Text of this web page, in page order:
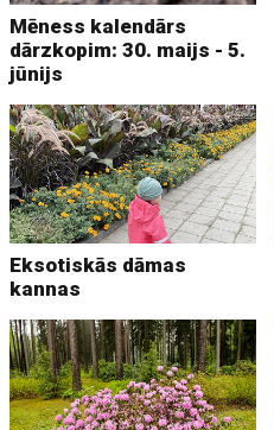
Mēness kalendārs
dārzkopim: 30. maijs - 5.
jūnijs
Eksotiskās dāmas
kannas